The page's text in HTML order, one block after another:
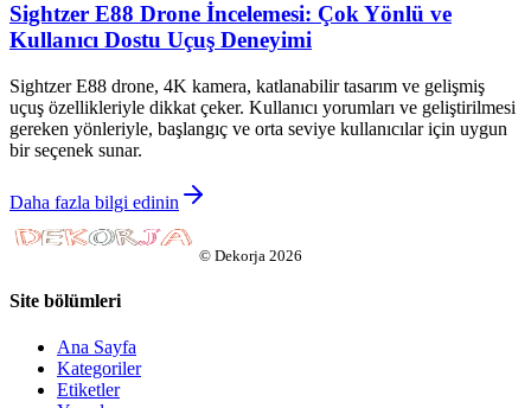
Sightzer E88 Drone İncelemesi: Çok Yönlü ve
Kullanıcı Dostu Uçuş Deneyimi
Sightzer E88 drone, 4K kamera, katlanabilir tasarım ve gelişmiş
uçuş özellikleriyle dikkat çeker. Kullanıcı yorumları ve geliştirilmesi
gereken yönleriyle, başlangıç ve orta seviye kullanıcılar için uygun
bir seçenek sunar.
Daha fazla bilgi edinin
© Dekorja 2026
Site bölümleri
Ana Sayfa
Kategoriler
Etiketler